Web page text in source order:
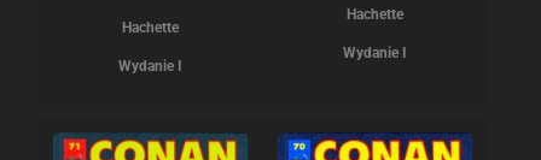
Hachette
Wydanie I
Hachette
Wydanie I